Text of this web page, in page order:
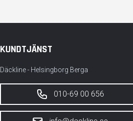
KUNDTJÄNST
Däckline - Helsingborg Berga
010-69 00 656